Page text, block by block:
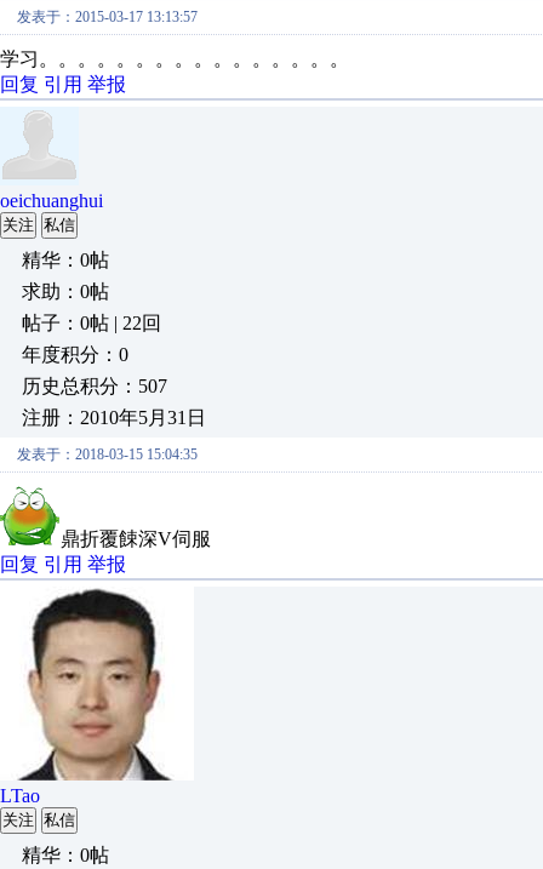
发表于：2015-03-17 13:13:57
学习。。。。。。。。。。。。。。。。
回复 引用 举报
oeichuanghui
关注 私信
精华：0帖
求助：0帖
帖子：0帖 | 22回
年度积分：0
历史总积分：507
注册：2010年5月31日
发表于：2018-03-15 15:04:35
鼎折覆餗深V伺服
回复 引用 举报
LTao
关注 私信
精华：0帖